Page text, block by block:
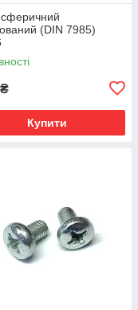
сферичний
(DIN 7985)
₴
Купити